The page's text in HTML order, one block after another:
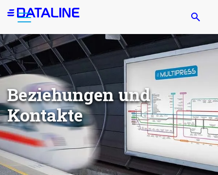
Direkt
zum
Beziehungen und
Kontakte